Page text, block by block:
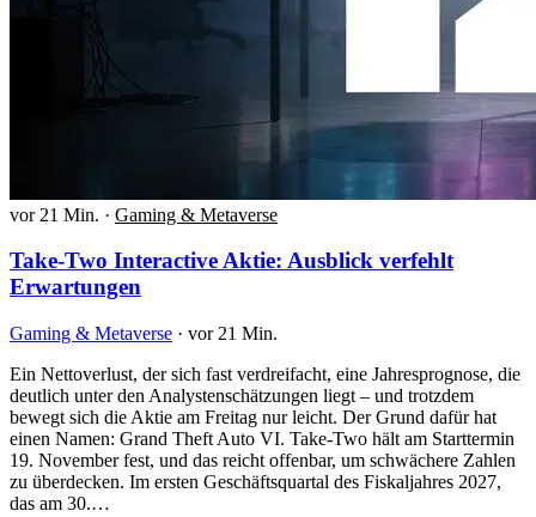
vor 21 Min. · Gaming & Metaverse
Take-Two Interactive Aktie: Ausblick verfehlt
Erwartungen
Gaming & Metaverse · vor 21 Min.
Ein Nettoverlust, der sich fast verdreifacht, eine Jahresprognose, die
deutlich unter den Analystenschätzungen liegt – und trotzdem
bewegt sich die Aktie am Freitag nur leicht. Der Grund dafür hat
einen Namen: Grand Theft Auto VI. Take-Two hält am Starttermin
19. November fest, und das reicht offenbar, um schwächere Zahlen
zu überdecken. Im ersten Geschäftsquartal des Fiskaljahres 2027,
das am 30.…